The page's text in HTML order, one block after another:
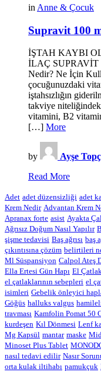
in Anne & Çocuk
Supravit 100
İŞTAH KAYBI
İLAÇ SUPRAVİT
Nedir? Ne İçin
çocuğunuzdaki
iştahsızlığın
takviye
vitamini, B2
[…] More
by Ayşe
Read More
Adet adet düzensizliği adet
Krem Nedir Advantan Krem
Apranax forte asist Ayakta
Ağrısız Doğum Nasıl Yapılır
şişme tedavisi Baş ağrısı baş
çıkıntısına çözüm belirtileri
Ml Süspansiyon Calpol Ateş
Ella Ertesi Gün Hapı El
el çatlaklarının sebepleri el
isimleri Gebelik önleyici
Göğüs halluks valgus
travması Kamfolin Pomat 50
kurdeşen Kıl Dönmesi Lenf
Mg Kapsül mantar maske
Minoset Plus Tablet
nasıl tedavi edilir Nasır
orta kulak iltihabı pamukçuk